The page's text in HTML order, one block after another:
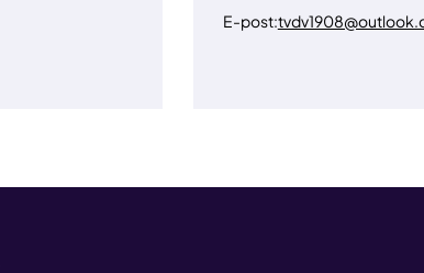
E-post: